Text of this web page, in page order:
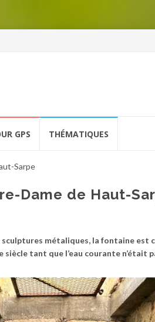
GPS THÉMATIQUES
Sarpe
Dame de Haut-
métaliques, la fontaine est
tant que l’eau courante n’était